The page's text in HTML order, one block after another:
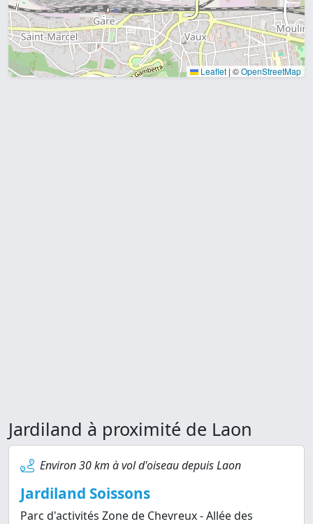
Leaflet | ©OpenStreetMap
Jardiland à proximité de Laon
Environ 30 km à vol d'oiseau depuis Laon
Jardiland Soissons
Parc d'activités Zone de Chevreux - Allée des